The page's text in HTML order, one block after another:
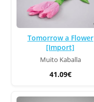
Tomorrow a Flower
[Import]
Muito Kaballa
41.09€